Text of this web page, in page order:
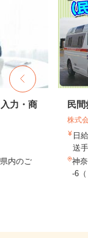
力・商
内のご
民
株式
日
送
神
-6